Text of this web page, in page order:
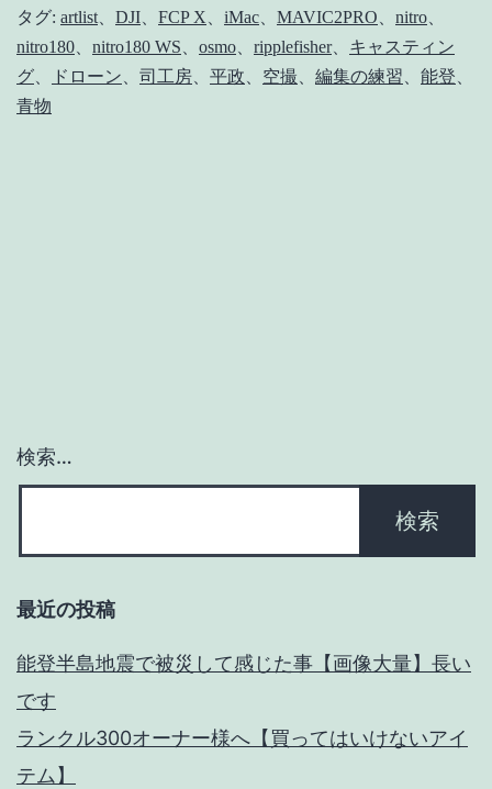
ぶ
り
の
タグ: artlist、 DJI、 FCP X、 iMac、 MAVIC2PRO、 nitro、
nitro180、 nitro180 WS、 osmo、 ripplefisher、 キャスティン
グ、 ドローン、 司工房、 平政、 空撮、 編集の練習、 能登、
青物
検索…
最近の投稿
能登半島地震で被災して感じた事【画像大量】長い
です
ランクル300オーナー様へ【買ってはいけないアイ
テム】